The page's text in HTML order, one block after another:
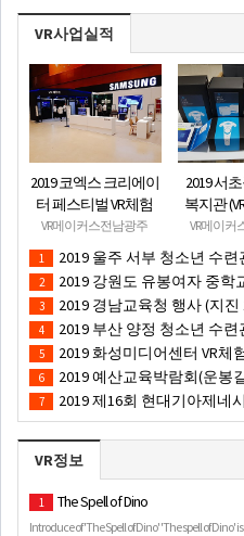
VR사업실적
2019 코엑스 크리에이
터 페스티벌 VR체험
부스 (인기 VR 체험) -
VR렌탈대여 행사
VR메이커스전남광주
2019 서
복지관
구
VR메이커
1 2019 울주 서부 청소년 수련
2 2019 강원도 유봉여자 중학교(학교 축제
3 2019 경남교육청 행사 (지진 화재대
4 2019 부산 양정 청소년 수련
5 2019 화성미디어센터 VR체험 부스 (
6 2019 예산교육박람회(운봉길체육관) VR체험부스(
7 2019 제16회 현대기아제네시스 R&D 모터쇼(화성시 현대기아자동차
VR정보
1 The Spell of Dino
Introduce of 'The Spell of Dino' 'The spell of Dino'